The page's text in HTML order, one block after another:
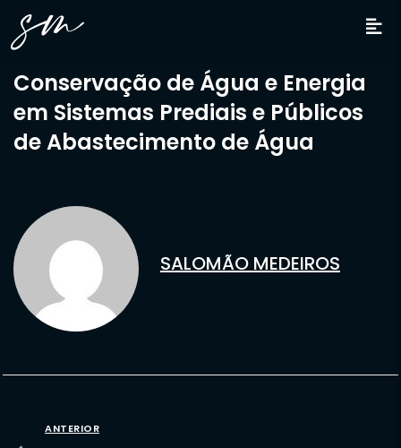
Conservação de Água e Energia
em Sistemas Prediais e Públicos
de Abastecimento de Água
SALOMÃO MEDEIROS
ANTERIOR